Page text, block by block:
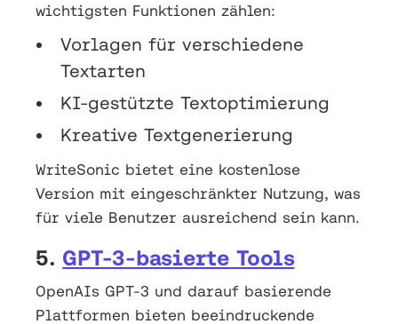
wichtigsten Funktionen zählen:
Vorlagen für verschiedene
Textarten
KI-gestützte Textoptimierung
Kreative Textgenerierung
WriteSonic bietet eine kostenlose
Version mit eingeschränkter Nutzung, was
für viele Benutzer ausreichend sein kann.
5. GPT-3-basierte Tools
OpenAIs GPT-3 und darauf basierende
Plattformen bieten beeindruckende